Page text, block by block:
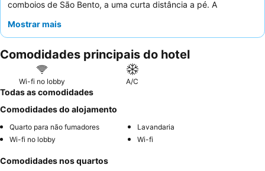
comboios de São Bento, a uma curta distância a pé. A
aumenta o apelo, garantindo um começo de dia agradável. Os
sua prestabilidade e vasto conhecimento local. Para uma
estadia mais tranquila, considere pedir um quarto virado para o
lado oposto da rua.
Mostrar mais
Comodidades principais do hotel
Wi-fi no lobby A/C
Todas as comodidades
Comodidades do alojamento
Quarto para não fumadores
Lavandaria
Wi-fi no lobby
Wi-fi
Comodidades nos quartos